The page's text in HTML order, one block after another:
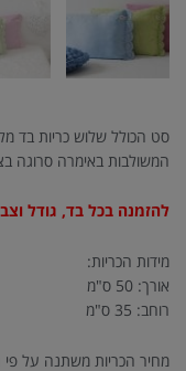
סט הכולל שלוש כריות בד
המשולבות באימרה סרוגה
להזמנה בכל בד, גודל
מידות הכריות:
אורך: 50 ס"מ
רוחב: 35 ס"מ
מחיר הכריות משתנה על פי